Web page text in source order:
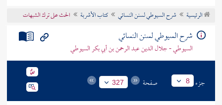
تراجم الأعلام
الرئيسية شرح السيوطي لسنن النسائي كتاب الأشربة الحث على ترك الشبهات
شرح السيوطي لسنن النسائي
السيوطي - جلال الدين عبد الرحمن بن أبي بكر السيوطي
جزء 8 صفحة 327